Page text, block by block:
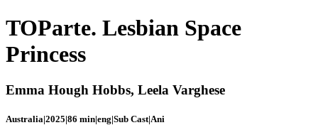
TOParte. Lesbian Space
Princess
Emma Hough Hobbs, Leela Varghese
Australia|2025|86 min|eng|Sub Cast|Ani